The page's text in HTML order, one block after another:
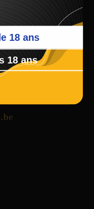
18-20
18 ans
Non, je n'ai pas 18 ans